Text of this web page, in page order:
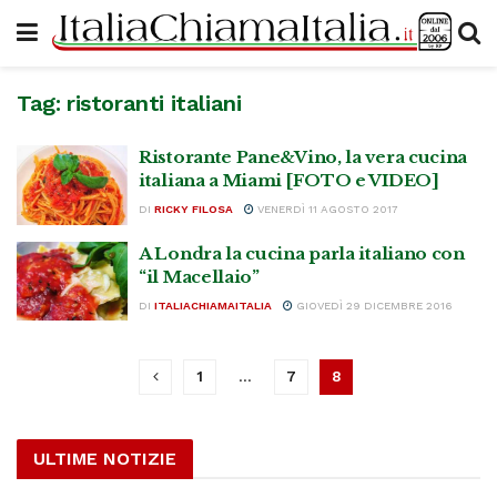
Tag: ristoranti italiani
Ristorante Pane&Vino, la vera cucina
italiana a Miami [FOTO e VIDEO]
DI RICKY FILOSA VENERDÌ 11 AGOSTO 2017
A Londra la cucina parla italiano con
“il Macellaio”
DI ITALIACHIAMAITALIA GIOVEDÌ 29 DICEMBRE 2016
1 … 7 8
ULTIME NOTIZIE